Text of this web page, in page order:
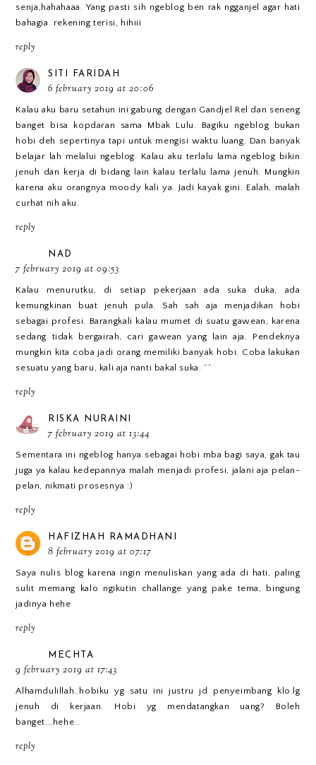
senja,hahahaaa. Yang pasti sih ngeblog ben rak ngganjel agar hati
bahagia. rekening terisi, hihiii
reply
SITI FARIDAH
6 february 2019 at 20:06
Kalau aku baru setahun ini gabung dengan Gandjel Rel dan seneng
banget bisa kopdaran sama Mbak Lulu. Bagiku ngeblog bukan
hobi deh sepertinya tapi untuk mengisi waktu luang. Dan banyak
belajar lah melalui ngeblog. Kalau aku terlalu lama ngeblog bikin
jenuh dan kerja di bidang lain kalau terlalu lama jenuh. Mungkin
karena aku orangnya moody kali ya. Jadi kayak gini. Ealah, malah
curhat nih aku.
reply
NAD
7 february 2019 at 09:53
Kalau menurutku, di setiap pekerjaan ada suka duka, ada
kemungkinan buat jenuh pula. Sah sah aja menjadikan hobi
sebagai profesi. Barangkali kalau mumet di suatu gawean, karena
sedang tidak bergairah, cari gawean yang lain aja. Pendeknya
mungkin kita coba jadi orang memiliki banyak hobi. Coba lakukan
sesuatu yang baru, kali aja nanti bakal suka. ^^
reply
RISKA NURAINI
7 february 2019 at 13:44
Sementara ini ngeblog hanya sebagai hobi mba bagi saya, gak tau
juga ya kalau kedepannya malah menjadi profesi, jalani aja pelan-
pelan, nikmati prosesnya :)
reply
HAFIZHAH RAMADHANI
8 february 2019 at 07:17
Saya nulis blog karena ingin menuliskan yang ada di hati, paling
sulit memang kalo ngikutin challange yang pake tema, bingung
jadinya hehe
reply
MECHTA
9 february 2019 at 17:43
Alhamdulillah..hobiku yg satu ini justru jd penyeimbang klo.lg
jenuh di kerjaan. Hobi yg mendatangkan uang? Boleh
banget...hehe..
reply